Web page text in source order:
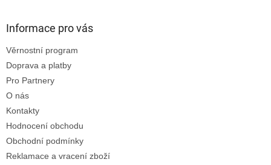
Informace pro vás
Věrnostní program
Doprava a platby
Pro Partnery
O nás
Kontakty
Hodnocení obchodu
Obchodní podmínky
Reklamace a vracení zboží